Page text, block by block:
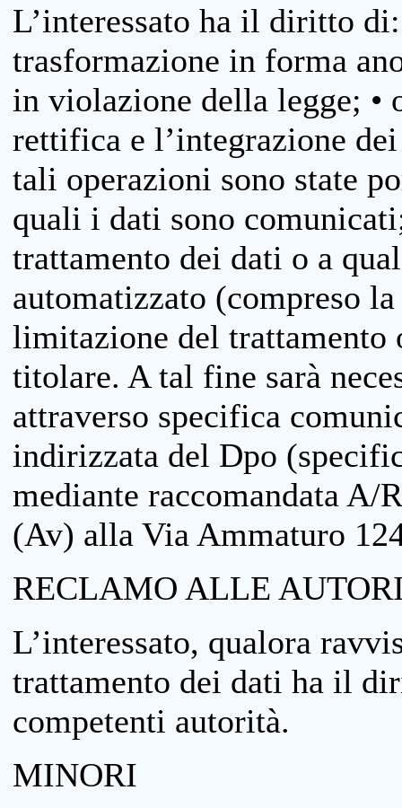
L’interessato ha il diritto
trasformazione in forma
in violazione della legge; •
rettifica e l’integrazione
tali operazioni sono state
quali i dati sono
trattamento dei dati o a
automatizzato (compreso
limitazione del trattamento
titolare. A tal fine sarà
attraverso specifica
indirizzata del Dpo
mediante raccomandata
(Av) alla Via Ammaturo
RECLAMO ALLE
L’interessato, qualora
trattamento dei dati ha il
competenti autorità.
MINORI